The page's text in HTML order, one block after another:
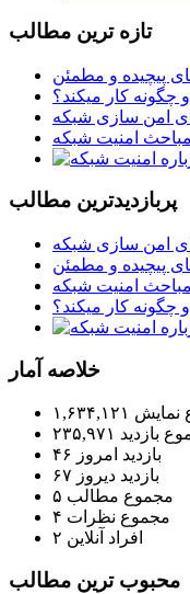
تازه ترين مطالب
پیچیده و مطمئن
چگونه کار میکند؟
امن سازی شبکه
مباحث امنیت شبکه
پربازديدترين مطالب
امن سازی شبکه
پیچیده و مطمئن
مباحث امنیت شبکه
چگونه کار میکند؟
خلاصه آمار
نمایش‌ ۱,۶۳۴,۱۲۱
بازدید ۲۳۵,۹۷۱
بازدید امروز ۴۶
بازدید دیروز ۶۷
مجموع مطالب ۵
مجموع نظرات ۴
افراد آنلاین ۲
محبوب ترين مطالب